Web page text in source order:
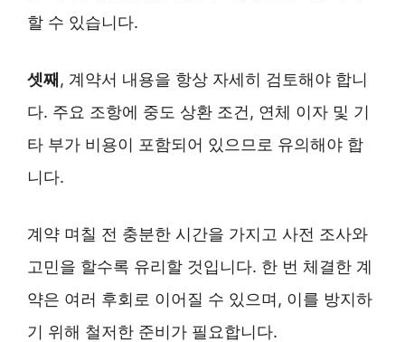
할 수 있습니다.
셋째 , 계약서 내용을 항상 자세히 검토해야 합니
다. 주요 조항에 중도 상환 조건, 연체 이자 및 기
타 부가 비용이 포함되어 있으므로 유의해야 합
니다.
계약 며칠 전 충분한 시간을 가지고 사전 조사와
고민을 할수록 유리할 것입니다. 한 번 체결한 계
약은 여러 후회로 이어질 수 있으며, 이를 방지하
기 위해 철저한 준비가 필요합니다.